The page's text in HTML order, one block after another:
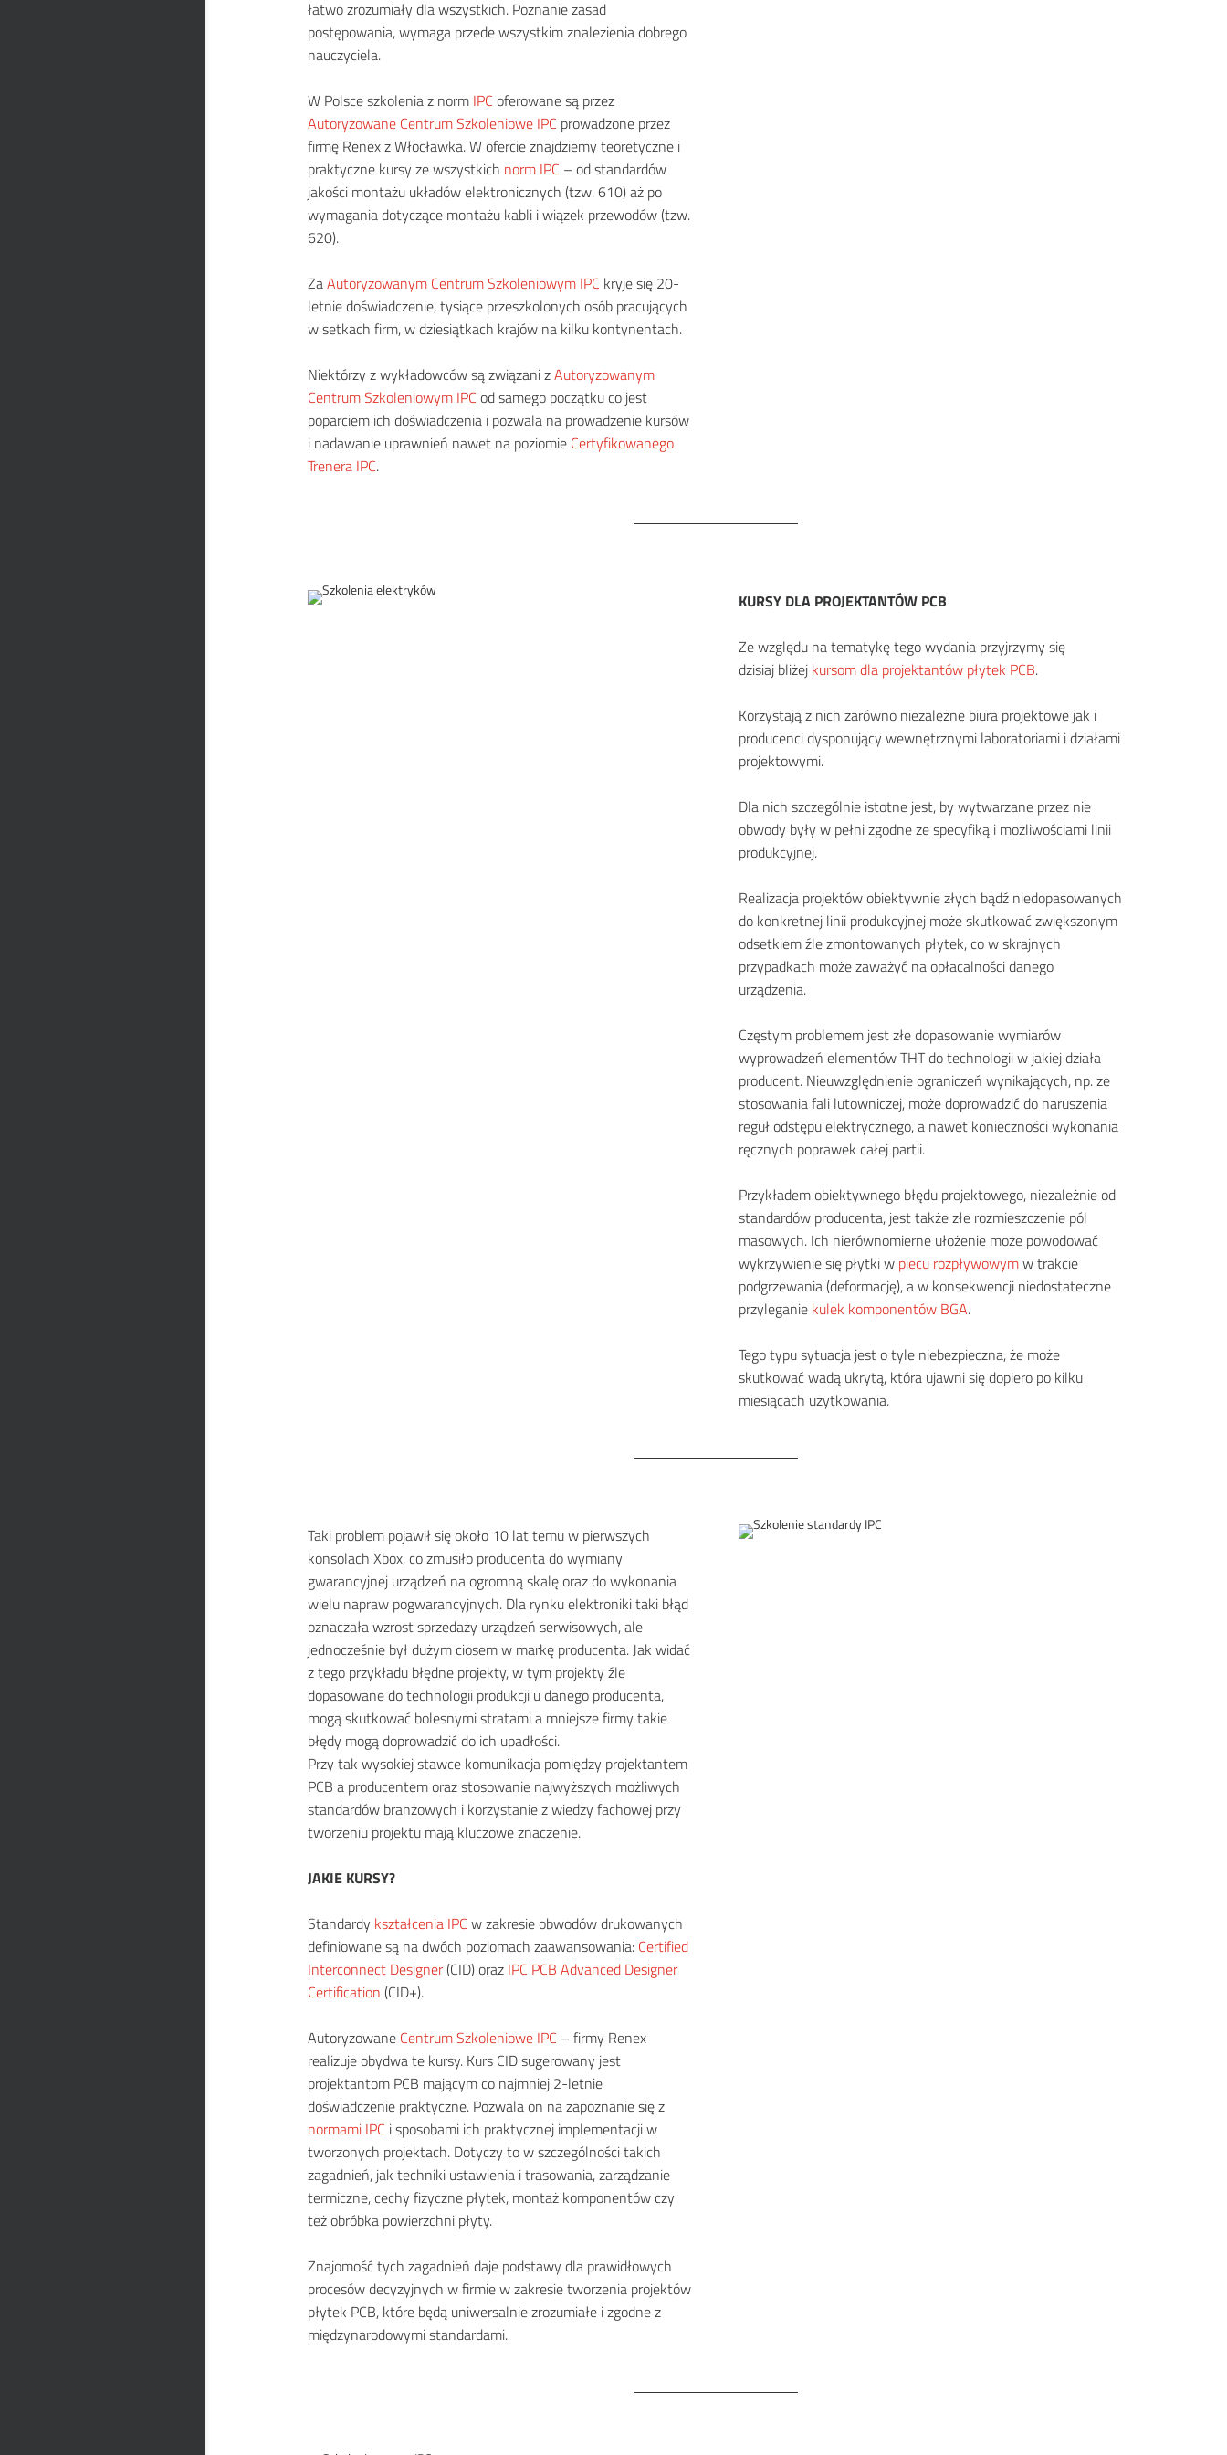
łatwo zrozumiały dla wszystkich. Poznanie zasad
postępowania, wymaga przede wszystkim znalezienia dobrego
nauczyciela.
W Polsce szkolenia z normIPC oferowane są przez
Autoryzowane Centrum Szkoleniowe IPC prowadzone przez
firmę Renex z Włocławka. W ofercie znajdziemy teoretyczne i
praktyczne kursy ze wszystkich norm IPC – od standardów
jakości montażu układów elektronicznych (tzw. 610) aż po
wymagania dotyczące montażu kabli i wiązek przewodów (tzw.
620).
ZaAutoryzowanym Centrum Szkoleniowym IPC kryje się 20-
letnie doświadczenie, tysiące przeszkolonych osób pracujących
w setkach firm, w dziesiątkach krajów na kilku kontynentach.
Niektórzy z wykładowców są związani zAutoryzowanym
Centrum Szkoleniowym IPC od samego początku co jest
poparciem ich doświadczenia i pozwala na prowadzenie kursów
i nadawanie uprawnień nawet na poziomie Certyfikowanego
Trenera IPC.
KURSY DLA PROJEKTANTÓW PCB
Ze względu na tematykę tego wydania przyjrzymy się
dzisiaj bliżej kursom dla projektantów płytek PCB.
Korzystają z nich zarówno niezależne biura projektowe jak i
producenci dysponujący wewnętrznymi laboratoriami i działami
projektowymi.
Dla nich szczególnie istotne jest, by wytwarzane przez nie
obwody były w pełni zgodne ze specyfiką i możliwościami linii
produkcyjnej.
Realizacja projektów obiektywnie złych bądź niedopasowanych
do konkretnej linii produkcyjnej może skutkować zwiększonym
odsetkiem źle zmontowanych płytek, co w skrajnych
przypadkach może zaważyć na opłacalności danego
urządzenia.
Częstym problemem jest złe dopasowanie wymiarów
wyprowadzeń elementów THT do technologii w jakiej działa
producent. Nieuwzględnienie ograniczeń wynikających, np. ze
stosowania fali lutowniczej, może doprowadzić do naruszenia
reguł odstępu elektrycznego, a nawet konieczności wykonania
ręcznych poprawek całej partii.
Przykładem obiektywnego błędu projektowego, niezależnie od
standardów producenta, jest także złe rozmieszczenie pól
masowych. Ich nierównomierne ułożenie może powodować
wykrzywienie się płytki w piecu rozpływowymw trakcie
podgrzewania (deformację), a w konsekwencji niedostateczne
przyleganie kulek komponentów BGA.
Tego typu sytuacja jest o tyle niebezpieczna, że może
skutkować wadą ukrytą, która ujawni się dopiero po kilku
miesiącach użytkowania.
Taki problem pojawił się około 10 lat temu w pierwszych
konsolach Xbox, co zmusiło producenta do wymiany
gwarancyjnej urządzeń na ogromną skalę oraz do wykonania
wielu napraw pogwarancyjnych. Dla rynku elektroniki taki błąd
oznaczała wzrost sprzedaży urządzeń serwisowych, ale
jednocześnie był dużym ciosem w markę producenta.Jak widać
z tego przykładu błędne projekty, w tym projekty źle
dopasowane do technologii produkcji u danego producenta,
mogą skutkować bolesnymi stratami a mniejsze firmy takie
błędy mogą doprowadzić do ich upadłości.
Przy tak wysokiej stawce komunikacja pomiędzy projektantem
PCB a producentem oraz stosowanie najwyższych możliwych
standardów branżowych i korzystanie z wiedzy fachowej przy
tworzeniu projektu mają kluczowe znaczenie.
JAKIE KURSY?
Standardy kształcenia IPC w zakresie obwodów drukowanych
definiowane są na dwóch poziomach zaawansowania: Certified
Interconnect Designer(CID) oraz IPC PCB Advanced Designer
Certification (CID+).
Autoryzowane Centrum Szkoleniowe IPC – firmy Renex
realizuje obydwa te kursy. Kurs CID sugerowany jest
projektantom PCB mającym co najmniej 2-letnie
doświadczenie praktyczne. Pozwala on na zapoznanie się z
normami IPC i sposobami ich praktycznej implementacji w
tworzonych projektach. Dotyczy to w szczególności takich
zagadnień, jak techniki ustawienia i trasowania, zarządzanie
termiczne, cechy fizyczne płytek, montaż komponentów czy
też obróbka powierzchni płyty.
Znajomość tych zagadnień daje podstawy dla prawidłowych
procesów decyzyjnych w firmie w zakresie tworzenia projektów
płytek PCB, które będą uniwersalnie zrozumiałe i zgodne z
międzynarodowymi standardami.